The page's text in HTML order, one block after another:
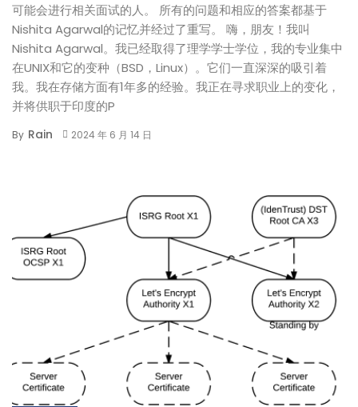
可能会进行相关面试的人。 所有的问题和相应的答案都基于
Nishita Agarwal的记忆并经过了重写。 嗨，朋友！我叫
Nishita Agarwal。我已经取得了理学学士学位，我的专业集中
在UNIX和它的变种（BSD，Linux）。它们一直深深的吸引着
我。我在存储方面有1年多的经验。我正在寻求职业上的变化，
并将供职于印度的P
By Rain 2024 年 6 月 14 日